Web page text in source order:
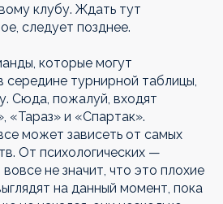
клубу. Ждать тут
следует позднее.
которые могут
середине турнирной таблицы,
Сюда, пожалуй, входят
«Тараз» и «Спартак».
может зависеть от самых
От психологических —
не значит, что это плохие
на данный момент, пока